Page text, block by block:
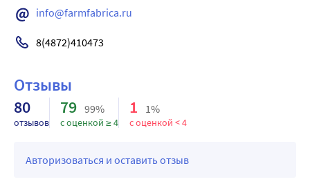
info@farmfabrica.ru
8(4872)410473
Отзывы
80
отзывов
79 99%
с оценкой ≥ 4
1 1%
с оценкой < 4
Авторизоваться и оставить отзыв